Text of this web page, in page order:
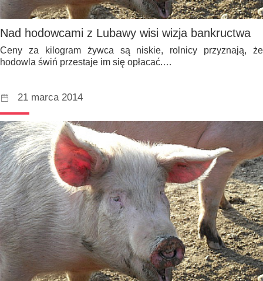
Nad hodowcami z Lubawy wisi wizja bankructwa
Ceny za kilogram żywca są niskie, rolnicy przyznają, że
hodowla świń przestaje im się opłacać.…
21 marca 2014